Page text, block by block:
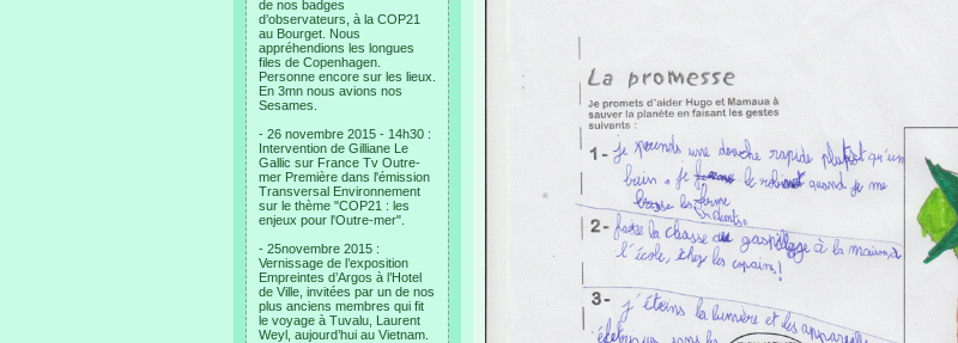
de nos badges
d’observateurs, à la COP21
au Bourget. Nous
appréhendions les longues
files de Copenhagen.
Personne encore sur les lieux.
En 3mn nous avions nos
Sesames.
- 26 novembre 2015 - 14h30 :
Intervention de Gilliane Le
Gallic sur France Tv Outre-
mer Première dans l'émission
Transversal Environnement
sur le thème "COP21 : les
enjeux pour l'Outre-mer".
- 25novembre 2015 :
Vernissage de l’exposition
Empreintes d’Argos à l’Hotel
de Ville, invitées par un de nos
plus anciens membres qui fit
le voyage à Tuvalu, Laurent
Weyl, aujourd’hui au Vietnam.